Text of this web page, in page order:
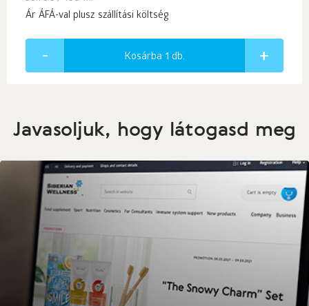
Ár ÁFÁ-val plusz szállítási költség
Kosárba 1 db.
Javasoljuk, hogy látogasd meg